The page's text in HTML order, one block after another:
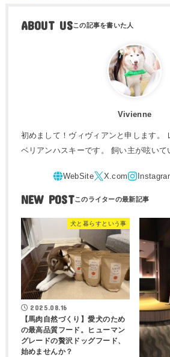
ABOUT US
Vivienne
初めまして！ヴィヴィアンと申します。
ベリアンハスキーです。 飼い主が呟いて
NEW POST
犬と暮らすという事
2025.08.16
【馬肉自然づくり】愛犬のため
の最高品質フード。ヒューマン
グレードの贅沢ドッグフード、
始めませんか？